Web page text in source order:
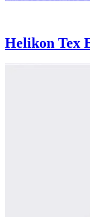
Helikon Tex